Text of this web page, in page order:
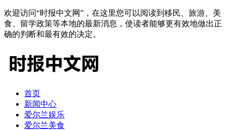
欢迎访问“时报中文网”，在这里您可以阅读到移民、旅游、美
食、留学政策等本地的最新消息，使读者能够更有效地做出正
确的判断和最有效的决定。
首页
新闻中心
爱尔兰娱乐
爱尔兰美食